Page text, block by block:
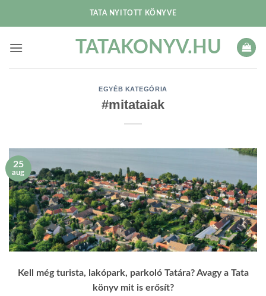
TATA NYITOTT KÖNYVE
TATAKONYV.HU
EGYÉB KATEGÓRIA
#mitataiak
25
aug
Kell még turista, lakópark, parkoló Tatára? Avagy a Tata
könyv mit is erősít?